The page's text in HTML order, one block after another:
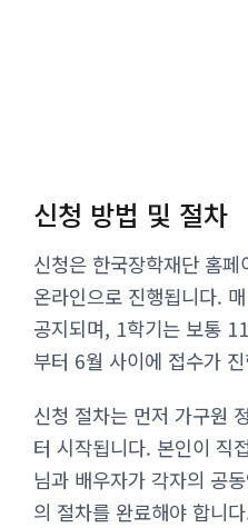
신청 방법 및 절차
신청은 한국장학재단 홈
온라인으로 진행됩니다.
공지되며, 1학기는 보통
부터 6월 사이에 접수가
신청 절차는 먼저 가구원
터 시작됩니다. 본인이 직
님과 배우자가 각자의 공
의 절차를 완료해야 합니